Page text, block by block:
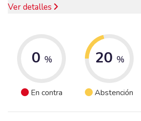
Ver detalles
0 %
En contra
20 %
Abstención